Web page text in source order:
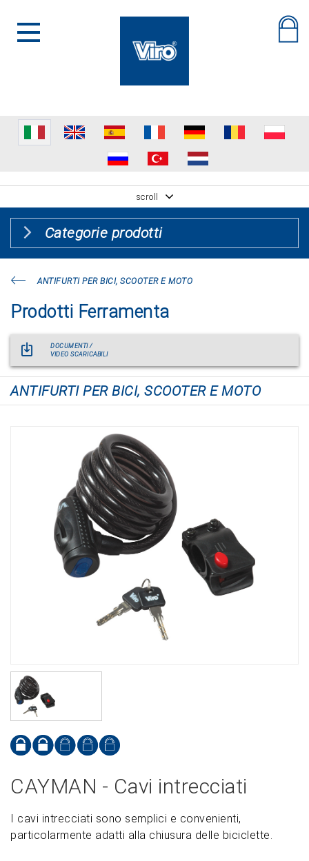
scroll
Categorie prodotti
ANTIFURTI PER BICI, SCOOTER E MOTO
Prodotti Ferramenta
DOCUMENTI /
VIDEO SCARICABILI
ANTIFURTI PER BICI, SCOOTER E MOTO
CAYMAN - Cavi intrecciati
I cavi intrecciati sono semplici e convenienti,
particolarmente adatti alla chiusura delle biciclette.